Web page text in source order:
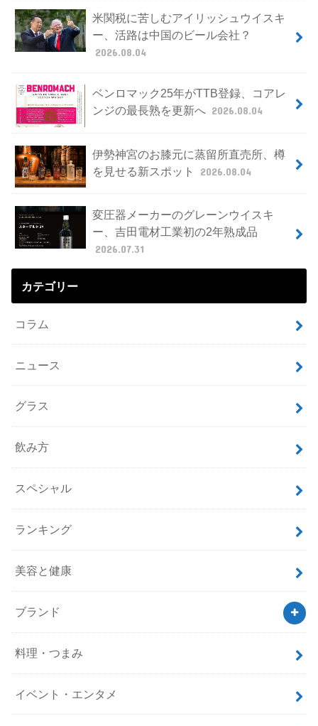
米関税に苦しむアイリッシュウイスキ
ー、活路は中国のビール会社？
2026.08.04
ベンロマック25年がTTB登録、コアレ
ンジの最長熟を更新へ 2026.08.04
伊勢神宮のお膝元に蒸留所直売所、樽
を見せる新スポット
2026.08.04
変圧器メーカーのグレーンウイスキ
ー、吉田電材工業初の2年熟成品
2026.07.31
カテゴリー
コラム
ニュース
グラス
飲み方
スペシャル
ランキング
美容と健康
ブランド
料理・つまみ
イベント・エンタメ